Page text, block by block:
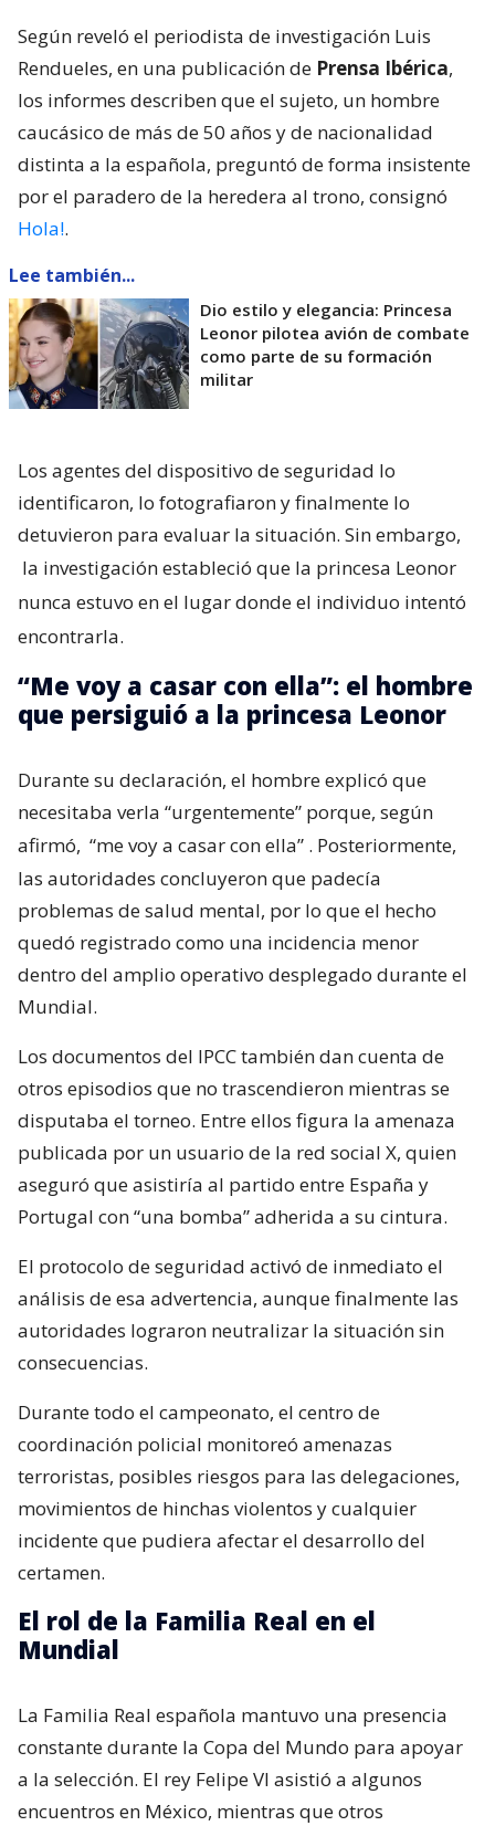
Según reveló el periodista de investigación Luis
Rendueles, en una publicación de Prensa Ibérica,
los informes describen que el sujeto, un hombre
caucásico de más de 50 años y de nacionalidad
distinta a la española, preguntó de forma insistente
por el paradero de la heredera al trono, consignó
Hola!.
Lee también...
Dio estilo y elegancia: Princesa
Leonor pilotea avión de combate
como parte de su formación
militar
Los agentes del dispositivo de seguridad lo
identificaron, lo fotografiaron y finalmente lo
detuvieron para evaluar la situación. Sin embargo,
la investigación estableció que la princesa Leonor
nunca estuvo en el lugar donde el individuo intentó
encontrarla.
“Me voy a casar con ella”: el hombre
que persiguió a la princesa Leonor
Durante su declaración, el hombre explicó que
necesitaba verla “urgentemente” porque, según
afirmó, “me voy a casar con ella” . Posteriormente,
las autoridades concluyeron que padecía
problemas de salud mental, por lo que el hecho
quedó registrado como una incidencia menor
dentro del amplio operativo desplegado durante el
Mundial.
Los documentos del IPCC también dan cuenta de
otros episodios que no trascendieron mientras se
disputaba el torneo. Entre ellos figura la amenaza
publicada por un usuario de la red social X, quien
aseguró que asistiría al partido entre España y
Portugal con “una bomba” adherida a su cintura.
El protocolo de seguridad activó de inmediato el
análisis de esa advertencia, aunque finalmente las
autoridades lograron neutralizar la situación sin
consecuencias.
Durante todo el campeonato, el centro de
coordinación policial monitoreó amenazas
terroristas, posibles riesgos para las delegaciones,
movimientos de hinchas violentos y cualquier
incidente que pudiera afectar el desarrollo del
certamen.
El rol de la Familia Real en el
Mundial
La Familia Real española mantuvo una presencia
constante durante la Copa del Mundo para apoyar
a la selección. El rey Felipe VI asistió a algunos
encuentros en México, mientras que otros